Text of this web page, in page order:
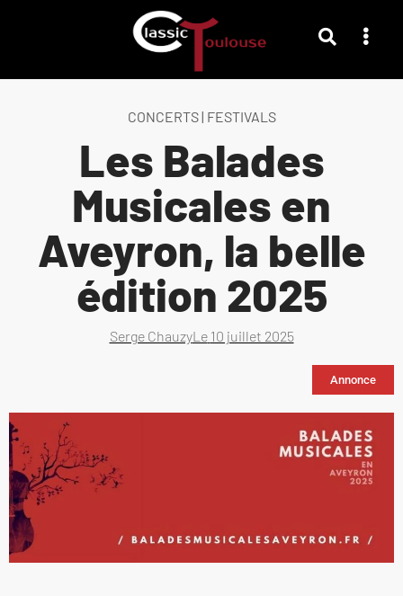
CONCERTS| FESTIVALS
Les Balades
Musicales en
Aveyron, la belle
édition 2025
Serge ChauzyLe 10 juillet 2025
Annonce